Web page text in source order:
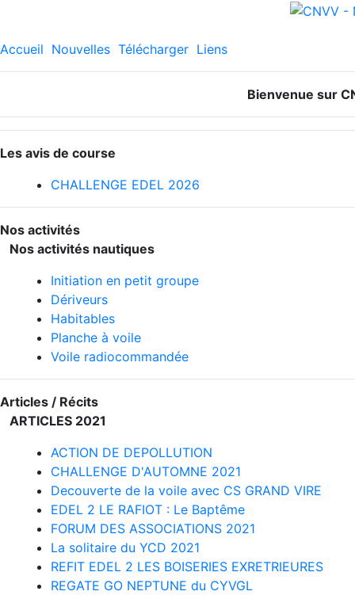
Accueil Nouvelles Télécharger Liens
Bienvenue sur
Les avis de course
CHALLENGE EDEL 2026
Nos activités
Nos activités nautiques
Initiation en petit groupe
Dériveurs
Habitables
Planche à voile
Voile radiocommandée
Articles / Récits
ARTICLES 2021
ACTION DE DEPOLLUTION
CHALLENGE D'AUTOMNE 2021
Decouverte de la voile avec CS GRAND VIRE
EDEL 2 LE RAFIOT : Le Baptême
FORUM DES ASSOCIATIONS 2021
La solitaire du YCD 2021
REFIT EDEL 2 LES BOISERIES EXRETRIEURES
REGATE GO NEPTUNE du CYVGL